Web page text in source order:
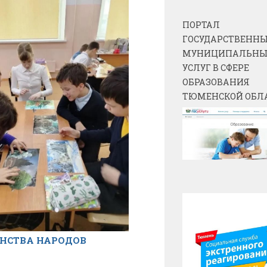
НАРОДОВ
ПОРТАЛ
УСЛУГ В СФЕРЕ
ОБРАЗОВАНИЯ
ТЮМЕНСКОЙ